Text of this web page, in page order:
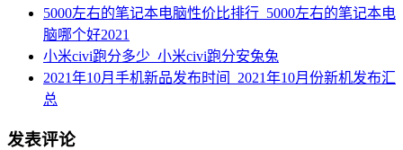
5000左右的笔记本电脑性价比排行_5000左右的笔记本电
脑哪个好2021
小米civi跑分多少_小米civi跑分安兔兔
2021年10月手机新品发布时间_2021年10月份新机发布汇
总
发表评论